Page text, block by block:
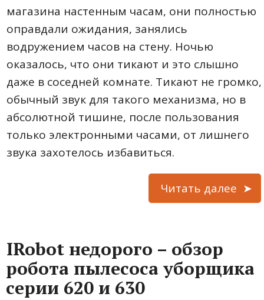
магазина настенным часам, они полностью
оправдали ожидания, занялись
водружением часов на стену. Ночью
оказалось, что они тикают и это слышно
даже в соседней комнате. Тикают не громко,
обычный звук для такого механизма, но в
абсолютной тишине, после пользования
только электронными часами, от лишнего
звука захотелось избавиться.
Читать далее
IRobot недорого – обзор
робота пылесоса уборщика
серии 620 и 630